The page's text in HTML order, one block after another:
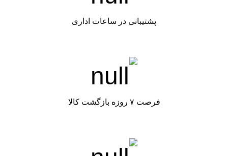
پشتیبانی در ساعات اداری
فرصت ۷ روزه بازگشت کالا